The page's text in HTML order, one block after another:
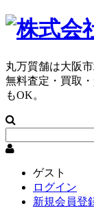
丸万質舗は大阪
無料査定・買取
もOK。
ゲスト
ログイン
新規会員登